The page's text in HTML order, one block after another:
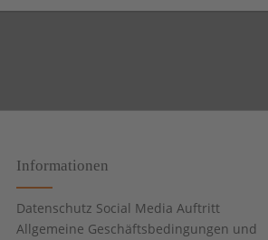
Informationen
Datenschutz Social Media Auftritt
Allgemeine Geschäftsbedingungen und